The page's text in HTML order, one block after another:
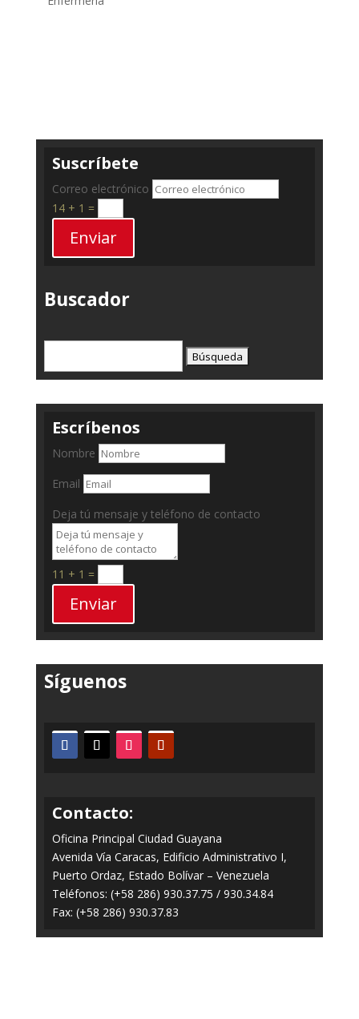
Suscríbete
Correo electrónico
14 + 1 =
Enviar
Buscador
Escríbenos
Nombre
Email
Deja tú mensaje y teléfono de contacto
11 + 1 =
Enviar
Síguenos
Contacto:
Oficina Principal Ciudad Guayana
Avenida Vía Caracas, Edificio Administrativo I,
Puerto Ordaz, Estado Bolívar – Venezuela
Teléfonos: (+58 286) 930.37.75 / 930.34.84
Fax: (+58 286) 930.37.83